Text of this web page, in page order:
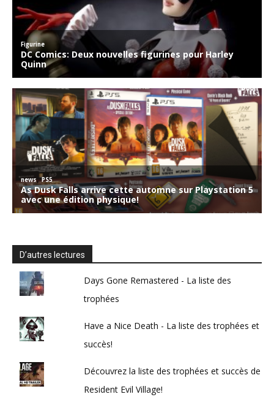
D’autres lectures
Days Gone Remastered - La liste des
trophées
Have a Nice Death - La liste des trophées et
succès!
Découvrez la liste des trophées et succès de
Resident Evil Village!